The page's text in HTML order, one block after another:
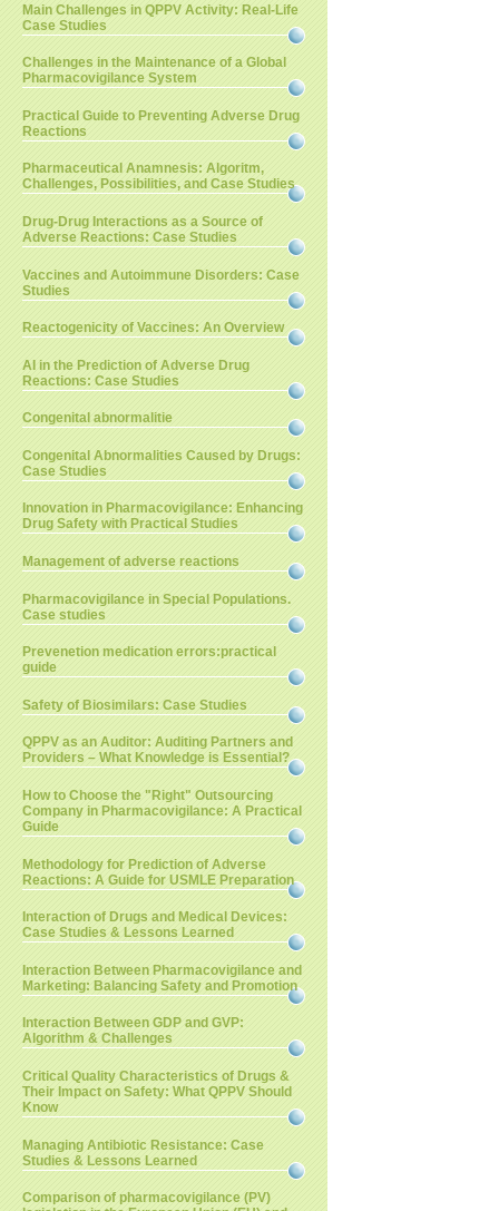
Main Challenges in QPPV Activity: Real-Life
Case Studies
Challenges in the Maintenance of a Global
Pharmacovigilance System
Practical Guide to Preventing Adverse Drug
Reactions
Pharmaceutical Anamnesis: Algoritm,
Challenges, Possibilities, and Case Studies
Drug-Drug Interactions as a Source of
Adverse Reactions: Case Studies
Vaccines and Autoimmune Disorders: Case
Studies
Reactogenicity of Vaccines: An Overview
AI in the Prediction of Adverse Drug
Reactions: Case Studies
Congenital abnormalitie
Congenital Abnormalities Caused by Drugs:
Case Studies
Innovation in Pharmacovigilance: Enhancing
Drug Safety with Practical Studies
Management of adverse reactions
Pharmacovigilance in Special Populations.
Case studies
Prevenetion medication errors:practical
guide
Safety of Biosimilars: Case Studies
QPPV as an Auditor: Auditing Partners and
Providers – What Knowledge is Essential?
How to Choose the "Right" Outsourcing
Company in Pharmacovigilance: A Practical
Guide
Methodology for Prediction of Adverse
Reactions: A Guide for USMLE Preparation
Interaction of Drugs and Medical Devices:
Case Studies & Lessons Learned
Interaction Between Pharmacovigilance and
Marketing: Balancing Safety and Promotion
Interaction Between GDP and GVP:
Algorithm & Challenges
Critical Quality Characteristics of Drugs &
Their Impact on Safety: What QPPV Should
Know
Managing Antibiotic Resistance: Case
Studies & Lessons Learned
Comparison of pharmacovigilance (PV)